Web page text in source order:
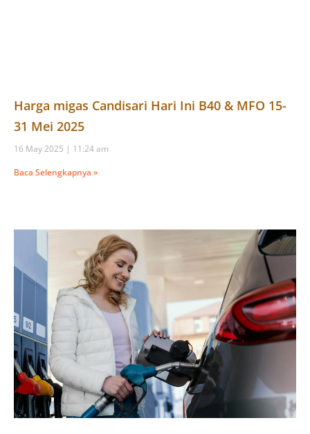
Harga migas Candisari Hari Ini B40 & MFO 15-
31 Mei 2025
16 May 2025
11:24 am
Baca Selengkapnya »